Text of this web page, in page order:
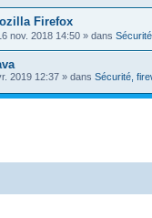
Firefox
nov. 2018 14:50 » dans
2019 12:37 » dans Sécurité,